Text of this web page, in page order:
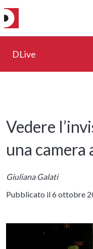
DLive
Vedere
una camera
Giuliana Galati
Pubblicato il 6 ottobre